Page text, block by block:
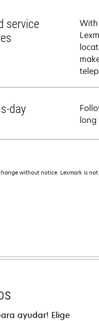
service
With
day
long
without notice. Lexmark is
ayudar! Elige